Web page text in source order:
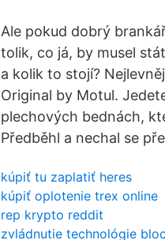
Ale pokud dobrý
tolik, co já, by musel
a kolik to stojí?
Original by Motul.
plechových bednách,
Předběhl a nechal se
kúpiť tu zaplatiť heres
kúpiť oplotenie trex online
rep krypto reddit
zvládnutie technológie